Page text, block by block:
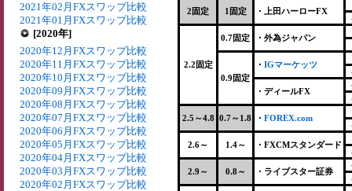
2021年02月FXスワップ比較
2021年01月FXスワップ比較
[2020年]
2020年12月FXスワップ比較
2020年11月FXスワップ比較
2020年10月FXスワップ比較
2020年09月FXスワップ比較
2020年08月FXスワップ比較
2020年07月FXスワップ比較
2020年06月FXスワップ比較
2020年05月FXスワップ比較
2020年04月FXスワップ比較
2020年03月FXスワップ比較
2020年02月FXスワップ比較
2固定 1固定 ・上田ハーローFX
2.2固定
0.7固定 ・外為ジャパン
0.9固定
・ IGマーケッツ
・ディールFX
2.5～4.8 0.7～1.8 ・ FOREX.com
2.6～ 1.4～ ・FXCMスタンダード
2.9～ 0.8～ ・ライブスター証券